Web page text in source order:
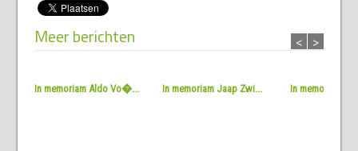
Meer berichten
In memoriam Aldo Vo�... In memoriam Jaap Zwi... In memoriam
< >